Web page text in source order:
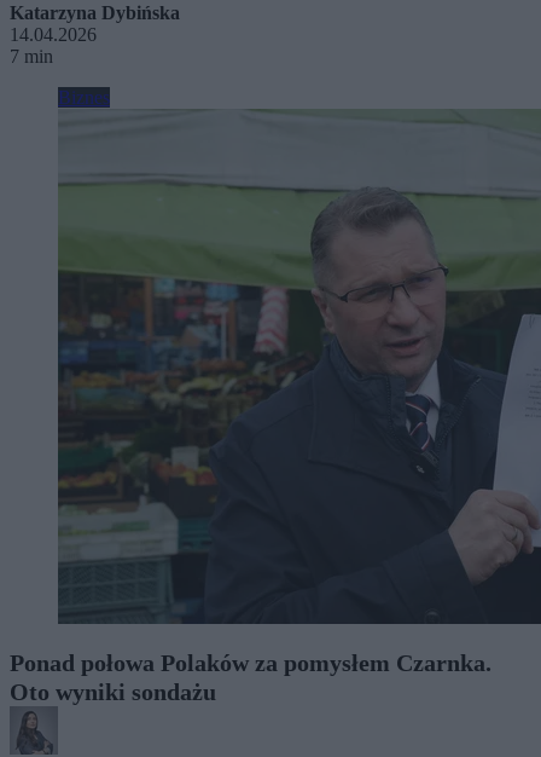
Katarzyna Dybińska
14.04.2026
7 min
Biznes
Ponad połowa Polaków za pomysłem Czarnka.
Oto wyniki sondażu